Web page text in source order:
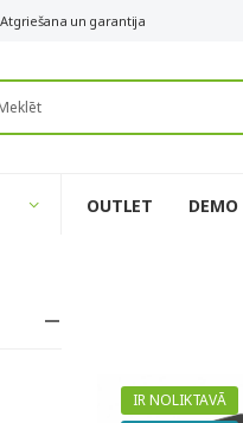
Atgriešana un garantija
OUTLET DEMO
IR NOLIKTAVĀ